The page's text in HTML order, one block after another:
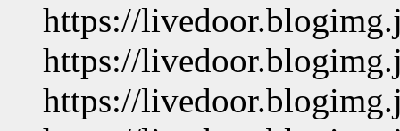
https://
https://
https://